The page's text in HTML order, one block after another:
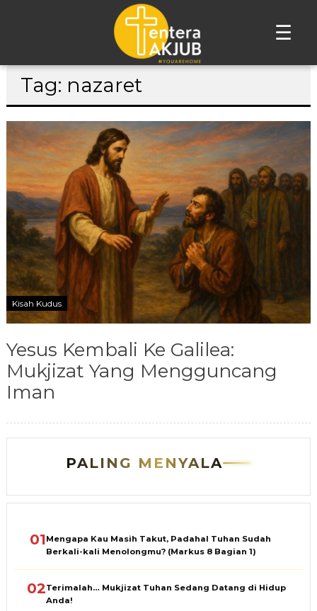
☰
Lompat
Tag: nazaret
Kisah Kudus
Yesus Kembali Ke Galilea:
Mukjizat Yang Mengguncang
Iman
PALING MENYALA
01Mengapa Kau Masih Takut, Padahal Tuhan Sudah
Berkali-kali Menolongmu? (Markus 8 Bagian 1)
02Terimalah… Mukjizat Tuhan Sedang Datang di Hidup
Anda!